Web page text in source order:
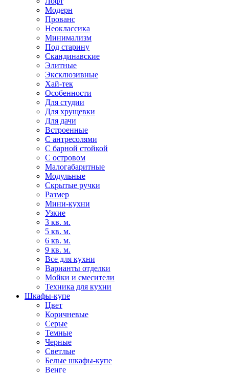
Модерн
Прованс
Неоклассика
Минимализм
Под старину
Скандинавские
Элитные
Эксклюзивные
Хай-тек
Особенности
Для студии
Для хрущевки
Для дачи
Встроенные
С антресолями
С барной стойкой
С островом
Малогабаритные
Модульные
Скрытые ручки
Размер
Мини-кухни
Узкие
3 кв. м.
5 кв. м.
6 кв. м.
9 кв. м.
Все для кухни
Варианты отделки
Мойки и смесители
Техника для кухни
Шкафы-купе
Цвет
Коричневые
Серые
Темные
Черные
Светлые
Белые шкафы-купе
Венге